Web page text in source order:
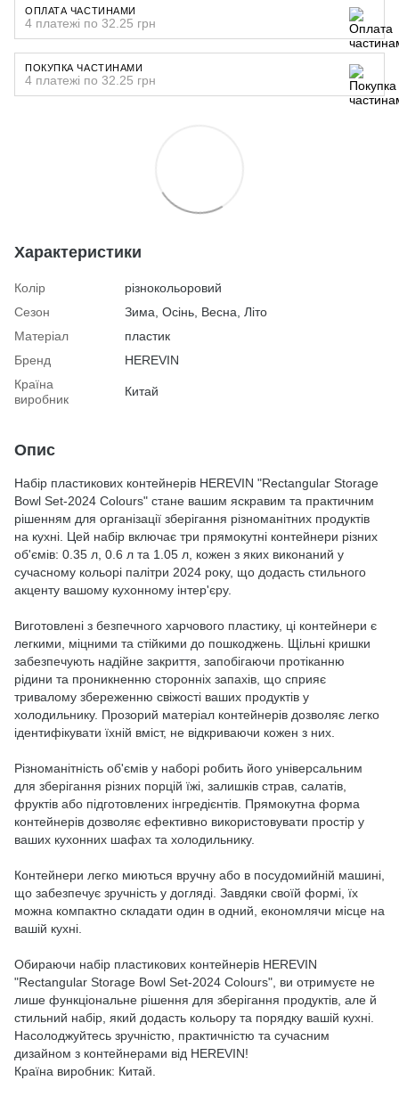
ОПЛАТА ЧАСТИНАМИ
4 платежі по 32.25 грн
ПОКУПКА ЧАСТИНАМИ
4 платежі по 32.25 грн
Характеристики
Колір
різнокольоровий
Сезон
Зима, Осінь, Весна, Літо
Матеріал
пластик
Бренд
HEREVIN
Країна
виробник
Китай
Опис
Набір пластикових контейнерів HEREVIN "Rectangular Storage
Bowl Set-2024 Colours" стане вашим яскравим та практичним
рішенням для організації зберігання різноманітних продуктів
на кухні. Цей набір включає три прямокутні контейнери різних
об'ємів: 0.35 л, 0.6 л та 1.05 л, кожен з яких виконаний у
сучасному кольорі палітри 2024 року, що додасть стильного
акценту вашому кухонному інтер'єру.
Виготовлені з безпечного харчового пластику, ці контейнери є
легкими, міцними та стійкими до пошкоджень. Щільні кришки
забезпечують надійне закриття, запобігаючи протіканню
рідини та проникненню сторонніх запахів, що сприяє
тривалому збереженню свіжості ваших продуктів у
холодильнику. Прозорий матеріал контейнерів дозволяє легко
ідентифікувати їхній вміст, не відкриваючи кожен з них.
Різноманітність об'ємів у наборі робить його універсальним
для зберігання різних порцій їжі, залишків страв, салатів,
фруктів або підготовлених інгредієнтів. Прямокутна форма
контейнерів дозволяє ефективно використовувати простір у
ваших кухонних шафах та холодильнику.
Контейнери легко миються вручну або в посудомийній машині,
що забезпечує зручність у догляді. Завдяки своїй формі, їх
можна компактно складати один в одний, економлячи місце на
вашій кухні.
Обираючи набір пластикових контейнерів HEREVIN
"Rectangular Storage Bowl Set-2024 Colours", ви отримуєте не
лише функціональне рішення для зберігання продуктів, але й
стильний набір, який додасть кольору та порядку вашій кухні.
Насолоджуйтесь зручністю, практичністю та сучасним
дизайном з контейнерами від HEREVIN!
Країна виробник: Китай.